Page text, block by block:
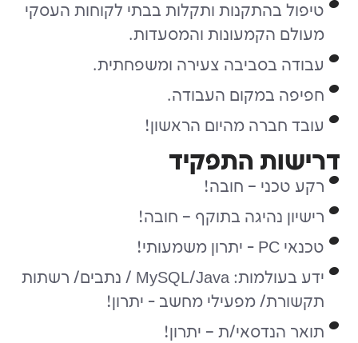
בהתקנות ותקלות בבתי לקוחות העסקי
הקמעונות והמסעדות.
בסביבה צעירה ומשפחתית.
במקום העבודה.
מהיום הראשון!
התפקיד
– חובה!
נהיגה בתוקף – חובה!
ידע בעולמות: MySQL/Java / נתבים/ רשתות
מפעילי מחשב - יתרון!
ת – יתרון!